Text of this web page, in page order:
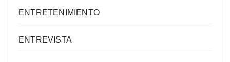
ENTRETENIMIENTO
ENTREVISTA